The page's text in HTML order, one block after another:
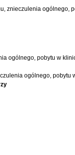
znieczulenia ogólnego,
ogólnego, pobytu w
ogólnego, pobytu